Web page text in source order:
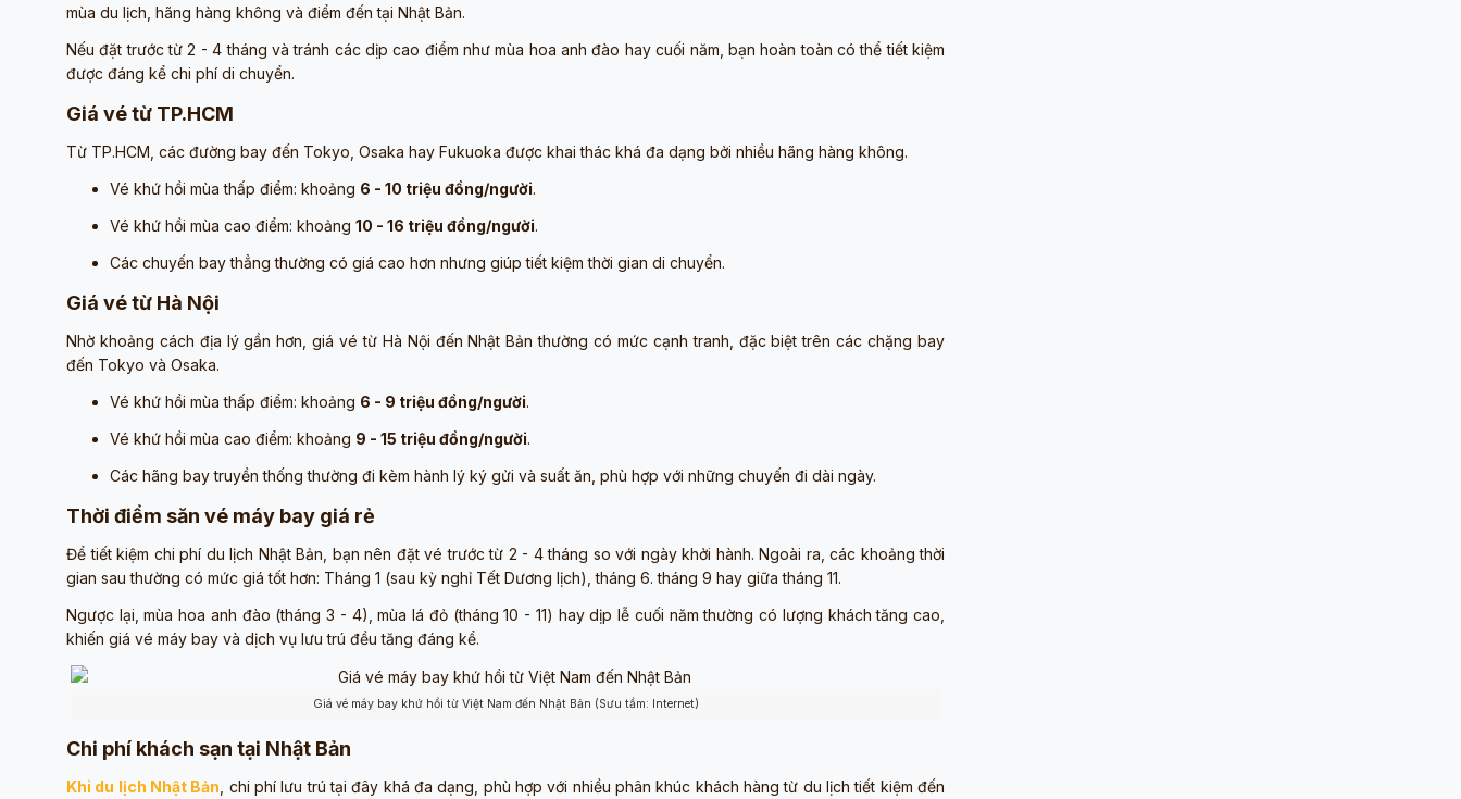
mùa du lịch, hãng hàng không và điểm đến tại Nhật Bản.
Nếu đặt trước từ 2 - 4 tháng và tránh các dịp cao điểm như mùa hoa anh đào hay cuối năm, bạn hoàn toàn có thể tiết kiệm
được đáng kể chi phí di chuyển.
Giá vé từ TP.HCM
Từ TP.HCM, các đường bay đến Tokyo, Osaka hay Fukuoka được khai thác khá đa dạng bởi nhiều hãng hàng không.
Vé khứ hồi mùa thấp điểm: khoảng 6 - 10 triệu đồng/người.
Vé khứ hồi mùa cao điểm: khoảng 10 - 16 triệu đồng/người.
Các chuyến bay thẳng thường có giá cao hơn nhưng giúp tiết kiệm thời gian di chuyển.
Giá vé từ Hà Nội
Nhờ khoảng cách địa lý gần hơn, giá vé từ Hà Nội đến Nhật Bản thường có mức cạnh tranh, đặc biệt trên các chặng bay
đến Tokyo và Osaka.
Vé khứ hồi mùa thấp điểm: khoảng 6 - 9 triệu đồng/người.
Vé khứ hồi mùa cao điểm: khoảng 9 - 15 triệu đồng/người.
Các hãng bay truyền thống thường đi kèm hành lý ký gửi và suất ăn, phù hợp với những chuyến đi dài ngày.
Thời điểm săn vé máy bay giá rẻ
Để tiết kiệm chi phí du lịch Nhật Bản, bạn nên đặt vé trước từ 2 - 4 tháng so với ngày khởi hành. Ngoài ra, các khoảng thời
gian sau thường có mức giá tốt hơn: Tháng 1 (sau kỳ nghỉ Tết Dương lịch), tháng 6. tháng 9 hay giữa tháng 11.
Ngược lại, mùa hoa anh đào (tháng 3 - 4), mùa lá đỏ (tháng 10 - 11) hay dịp lễ cuối năm thường có lượng khách tăng cao,
khiến giá vé máy bay và dịch vụ lưu trú đều tăng đáng kể.
Giá vé máy bay khứ hồi từ Việt Nam đến Nhật Bản (Sưu tầm: Internet)
Chi phí khách sạn tại Nhật Bản
Khi du lịch Nhật Bản , chi phí lưu trú tại đây khá đa dạng, phù hợp với nhiều phân khúc khách hàng từ du lịch tiết kiệm đến